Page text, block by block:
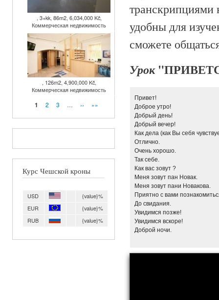
, 3+kk, 86m2, 6,034,000 Kč,
Коммерческая недвижимость
, 126m2, 4,900,000 Kč,
Коммерческая недвижимость
Страницы
1 2 3 … ›› »»
Курс Чешской кроны
USD
{value}%
EUR
{value}%
RUB
{value}%
транскрипциями
удобны для
сможете
Урок
Привет!
Доброе утро!
Добрый день!
Добрый вечер!
Как дела (как Вы себя
Отлично.
Очень хорошо.
Так себе.
Как вас зовут ?
Меня зовут пан Новак.
Меня зовут пани Новакова.
Приятно с вами
До свидания.
Увидимся позже!
Увидимся вскоре!
Доброй ночи.